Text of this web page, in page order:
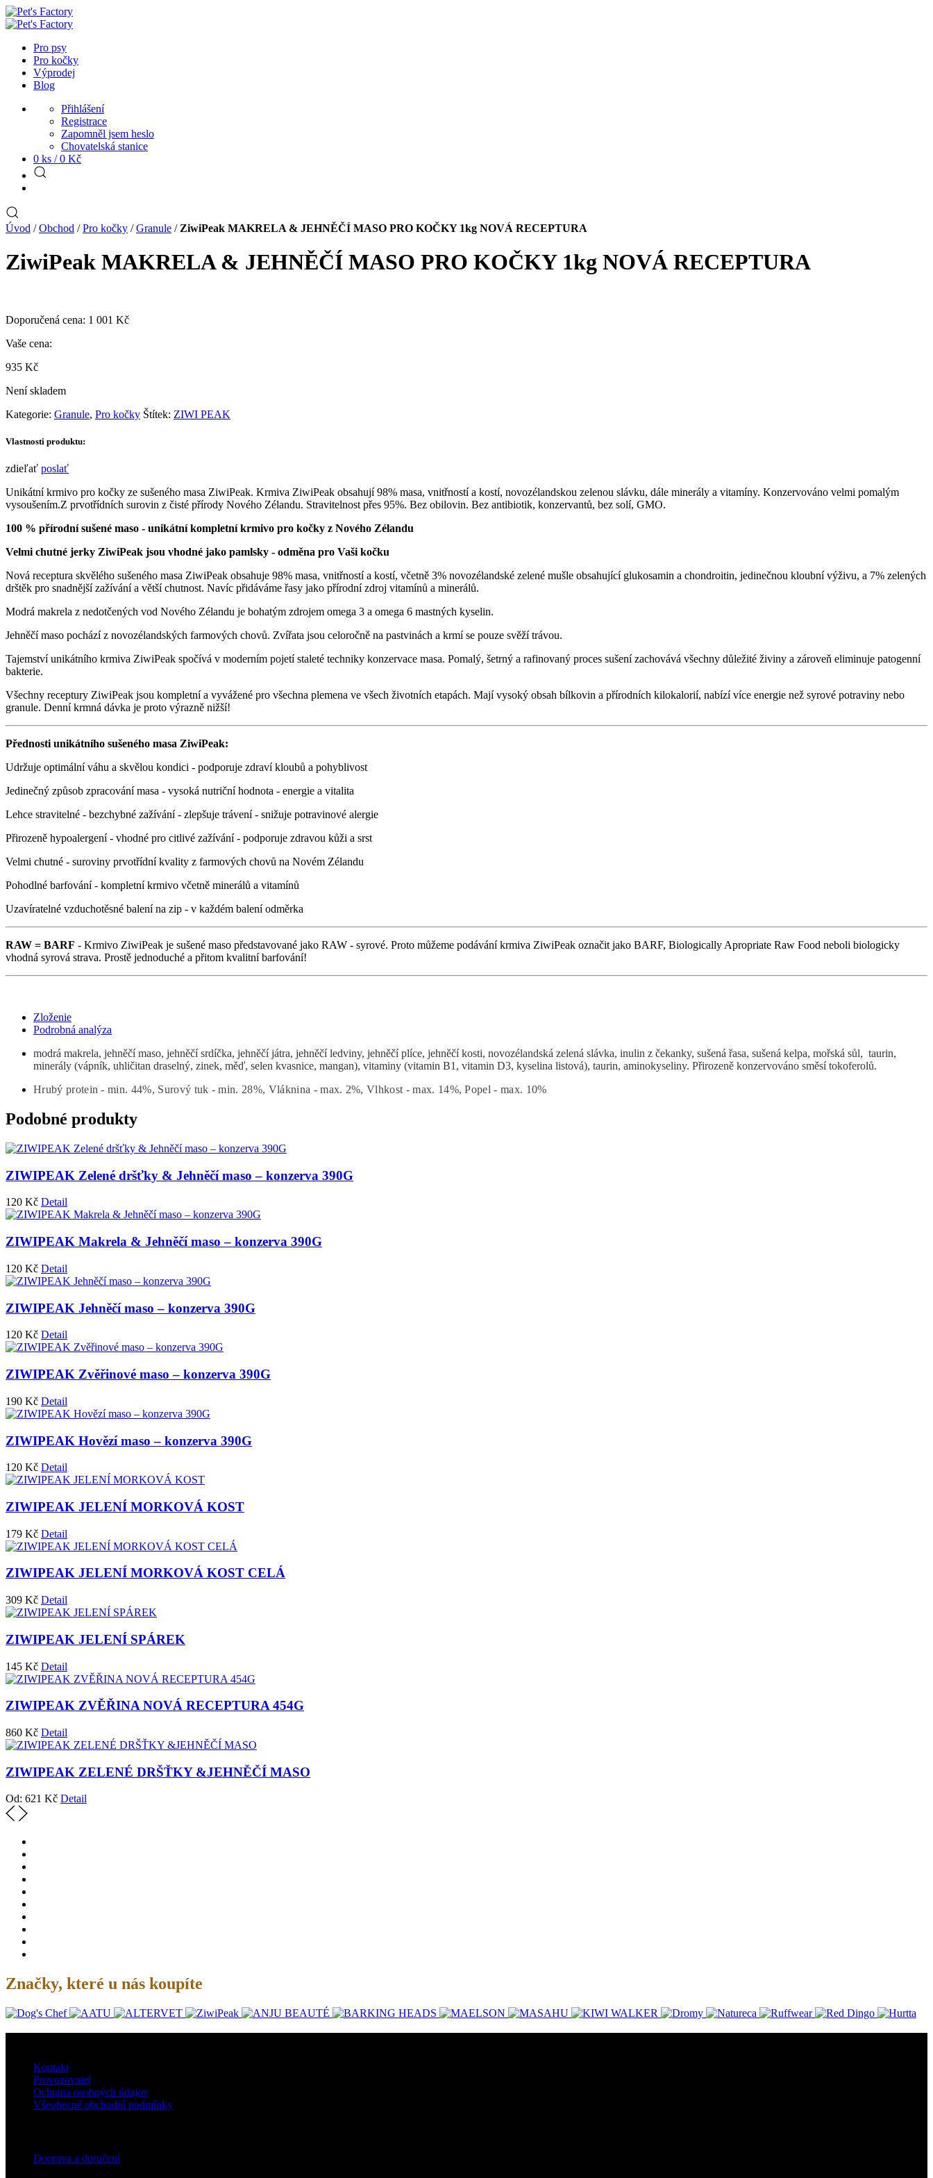
Pro psy
Pro kočky
Výprodej
Blog
Přihlášení
Registrace
Zapomněl jsem heslo
Chovatelská stanice
0 ks / 0 Kč
Úvod /Obchod /Pro kočky /Granule / ZiwiPeak MAKRELA & JEHNĚČÍ MASO PRO KOČKY 1kg NOVÁ RECEPTURA
ZiwiPeak MAKRELA & JEHNĚČÍ MASO PRO KOČKY 1kg NOVÁ RECEPTURA
Doporučená cena: 1 001 Kč
Vaše cena:
935 Kč
Není skladem
Kategorie: Granule, Pro kočky Štítek: ZIWI PEAK
Vlastnosti produktu:
zdieľať poslať
Unikátní krmivo pro kočky ze sušeného masa ZiwiPeak. Krmiva ZiwiPeak obsahují 98% masa, vnitřností a kostí, novozélandskou zelenou slávku, dále minerály a vitamíny. Konzervováno velmi pomalým
vysoušením.Z prvotřídních surovin z čisté přírody Nového Zélandu. Stravitelnost přes 95%. Bez obilovin. Bez antibiotik, konzervantů, bez solí, GMO.
100 % přírodní sušené maso - unikátní kompletní krmivo pro kočky z Nového Zélandu
Velmi chutné jerky ZiwiPeak jsou vhodné jako pamlsky - odměna pro Vaši kočku
Nová receptura skvělého sušeného masa ZiwiPeak obsahuje 98% masa, vnitřností a kostí, včetně 3% novozélandské zelené mušle obsahující glukosamin a chondroitin, jedinečnou kloubní výživu, a 7% zelených
drštěk pro snadnější zažívání a větší chutnost. Navíc přidáváme řasy jako přírodní zdroj vitamínů a minerálů.
Modrá makrela z nedotčených vod Nového Zélandu je bohatým zdrojem omega 3 a omega 6 mastných kyselin.
Jehněčí maso pochází z novozélandských farmových chovů. Zvířata jsou celoročně na pastvinách a krmí se pouze svěží trávou.
Tajemství unikátního krmiva ZiwiPeak spočívá v moderním pojetí staleté techniky konzervace masa. Pomalý, šetrný a rafinovaný proces sušení zachovává všechny důležité živiny a zároveň eliminuje patogenní
bakterie.
Všechny receptury ZiwiPeak jsou kompletní a vyvážené pro všechna plemena ve všech životních etapách. Mají vysoký obsah bílkovin a přírodních kilokalorií, nabízí více energie než syrové potraviny nebo
granule. Denní krmná dávka je proto výrazně nižší!
Přednosti unikátního sušeného masa ZiwiPeak:
Udržuje optimální váhu a skvělou kondici - podporuje zdraví kloubů a pohyblivost
Jedinečný způsob zpracování masa - vysoká nutriční hodnota - energie a vitalita
Lehce stravitelné - bezchybné zažívání - zlepšuje trávení - snižuje potravinové alergie
Přirozeně hypoalergení - vhodné pro citlivé zažívání - podporuje zdravou kůži a srst
Velmi chutné - suroviny prvotřídní kvality z farmových chovů na Novém Zélandu
Pohodlné barfování - kompletní krmivo včetně minerálů a vitamínů
Uzavíratelné vzduchotěsné balení na zip - v každém balení odměrka
RAW = BARF - Krmivo ZiwiPeak je sušené maso představované jako RAW - syrové. Proto můžeme podávání krmiva ZiwiPeak označit jako BARF, Biologically Apropriate Raw Food neboli biologicky
vhodná syrová strava. Prostě jednoduché a přitom kvalitní barfování!
Zloženie
Podrobná analýza
modrá makrela, jehněčí maso, jehněčí srdíčka, jehněčí játra, jehněčí ledviny, jehněčí plíce, jehněčí kosti, novozélandská zelená slávka, inulin z čekanky, sušená řasa, sušená kelpa, mořská sůl, taurin,
minerály (vápník, uhličitan draselný, zinek, měď, selen kvasnice, mangan), vitaminy (vitamin B1, vitamin D3, kyselina listová), taurin, aminokyseliny. Přirozeně konzervováno směsí tokoferolů.
Hrubý protein - min. 44%, Surový tuk - min. 28%, Vláknina - max. 2%, Vlhkost - max. 14%, Popel - max. 10%
Podobné produkty
ZIWIPEAK Zelené dršťky & Jehněčí maso – konzerva 390G
120 Kč Detail
ZIWIPEAK Makrela & Jehněčí maso – konzerva 390G
120 Kč Detail
ZIWIPEAK Jehněčí maso – konzerva 390G
120 Kč Detail
ZIWIPEAK Zvěřinové maso – konzerva 390G
190 Kč Detail
ZIWIPEAK Hovězí maso – konzerva 390G
120 Kč Detail
ZIWIPEAK JELENÍ MORKOVÁ KOST
179 Kč Detail
ZIWIPEAK JELENÍ MORKOVÁ KOST CELÁ
309 Kč Detail
ZIWIPEAK JELENÍ SPÁREK
145 Kč Detail
ZIWIPEAK ZVĚŘINA NOVÁ RECEPTURA 454G
860 Kč Detail
ZIWIPEAK ZELENÉ DRŠŤKY &JEHNĚČÍ MASO
Od: 621 Kč Detail
Značky, které u nás koupíte
Kontakt
Provozovatel
Ochrana osobných údajov
Všeobecné obchodní podmínky
Doprava a doručení